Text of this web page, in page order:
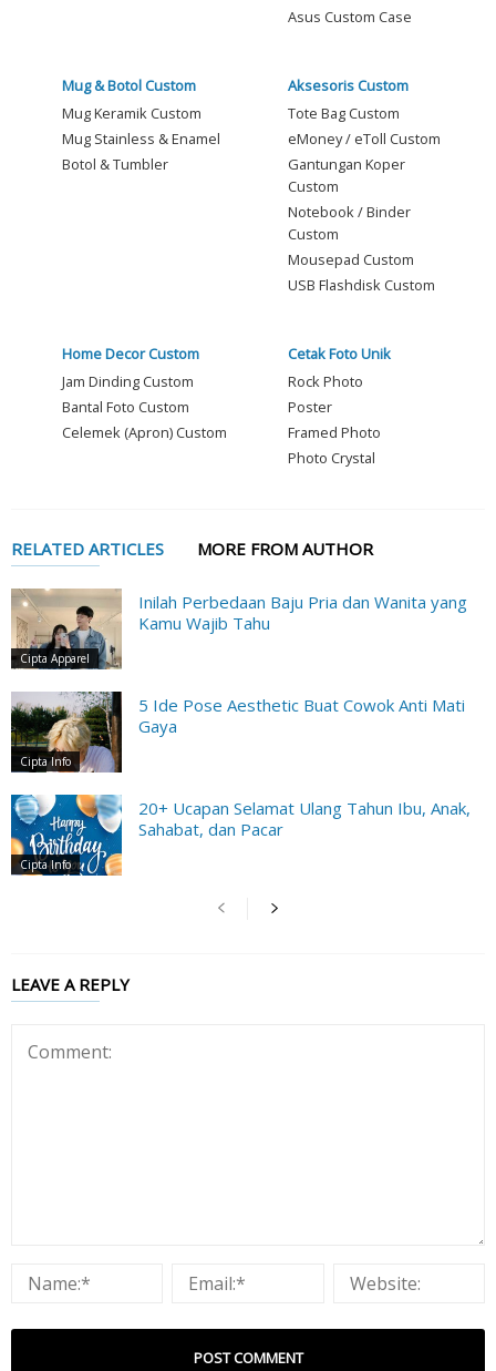
Asus Custom Case
Mug & Botol Custom
Mug Keramik Custom
Mug Stainless & Enamel
Botol & Tumbler
Aksesoris Custom
Tote Bag Custom
eMoney / eToll Custom
Gantungan Koper
Custom
Notebook / Binder
Custom
Mousepad Custom
USB Flashdisk Custom
Home Decor Custom
Jam Dinding Custom
Bantal Foto Custom
Celemek (Apron) Custom
Cetak Foto Unik
Rock Photo
Poster
Framed Photo
Photo Crystal
RELATED ARTICLES MORE FROM AUTHOR
Cipta Apparel
Inilah Perbedaan Baju Pria dan Wanita yang
Kamu Wajib Tahu
Cipta Info
5 Ide Pose Aesthetic Buat Cowok Anti Mati
Gaya
Cipta Info
20+ Ucapan Selamat Ulang Tahun Ibu, Anak,
Sahabat, dan Pacar
LEAVE A REPLY